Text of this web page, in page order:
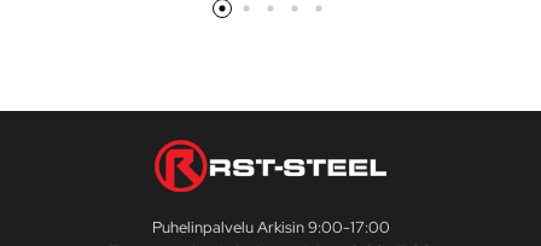
Puhelinpalvelu Arkisin 9:00-17:00